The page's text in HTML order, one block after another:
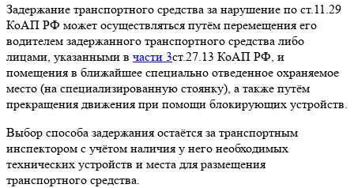
Задержание транспортного средства за нарушение по ст.11.29
КоАП РФ может осуществляться путём перемещения его
водителем задержанного транспортного средства либо
лицами, указанными в части 3ст.27.13 КоАП РФ, и
помещения в ближайшее специально отведенное охраняемое
место (на специализированную стоянку), а также путём
прекращения движения при помощи блокирующих устройств.
Выбор способа задержания остаётся за транспортным
инспектором с учётом наличия у него необходимых
технических устройств и места для размещения
транспортного средства.